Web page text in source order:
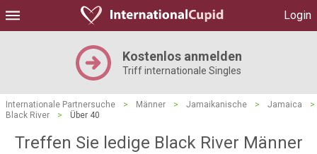
Login
Kostenlos anmelden
Triff internationale Singles
Internationale Partnersuche > Männer > Jamaikanische > Jamaica
>
Black River
> Über 40
Treffen Sie ledige Black River Männer